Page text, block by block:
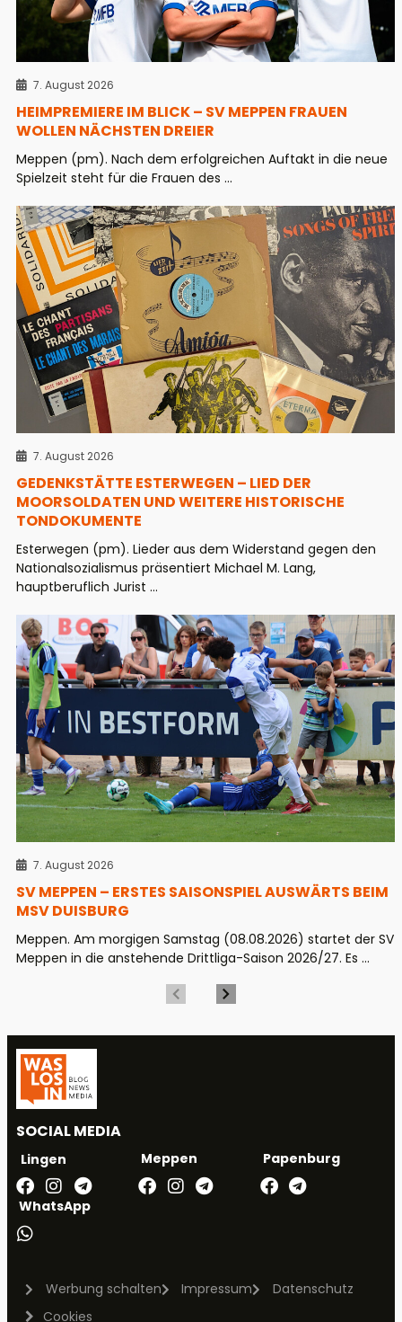
7. August 2026
HEIMPREMIERE IM BLICK – SV MEPPEN FRAUEN
WOLLEN NÄCHSTEN DREIER
Meppen (pm). Nach dem erfolgreichen Auftakt in die neue
Spielzeit steht für die Frauen des ...
7. August 2026
GEDENKSTÄTTE ESTERWEGEN – LIED DER
MOORSOLDATEN UND WEITERE HISTORISCHE
TONDOKUMENTE
Esterwegen (pm). Lieder aus dem Widerstand gegen den
Nationalsozialismus präsentiert Michael M. Lang,
hauptberuflich Jurist ...
7. August 2026
SV MEPPEN – ERSTES SAISONSPIEL AUSWÄRTS BEIM
MSV DUISBURG
Meppen. Am morgigen Samstag (08.08.2026) startet der SV
Meppen in die anstehende Drittliga-Saison 2026/27. Es ...
SOCIAL MEDIA
Lingen Meppen Papenburg
WhatsApp
Werbung schalten Impressum
Datenschutz
Cookies